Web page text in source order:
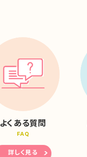
よくある質問
FAQ
詳しく見る